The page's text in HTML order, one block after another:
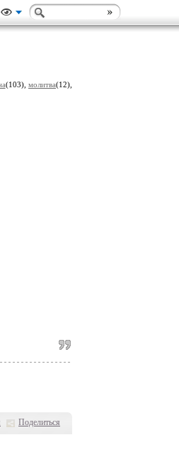
(103),молитва(12),
Поделиться